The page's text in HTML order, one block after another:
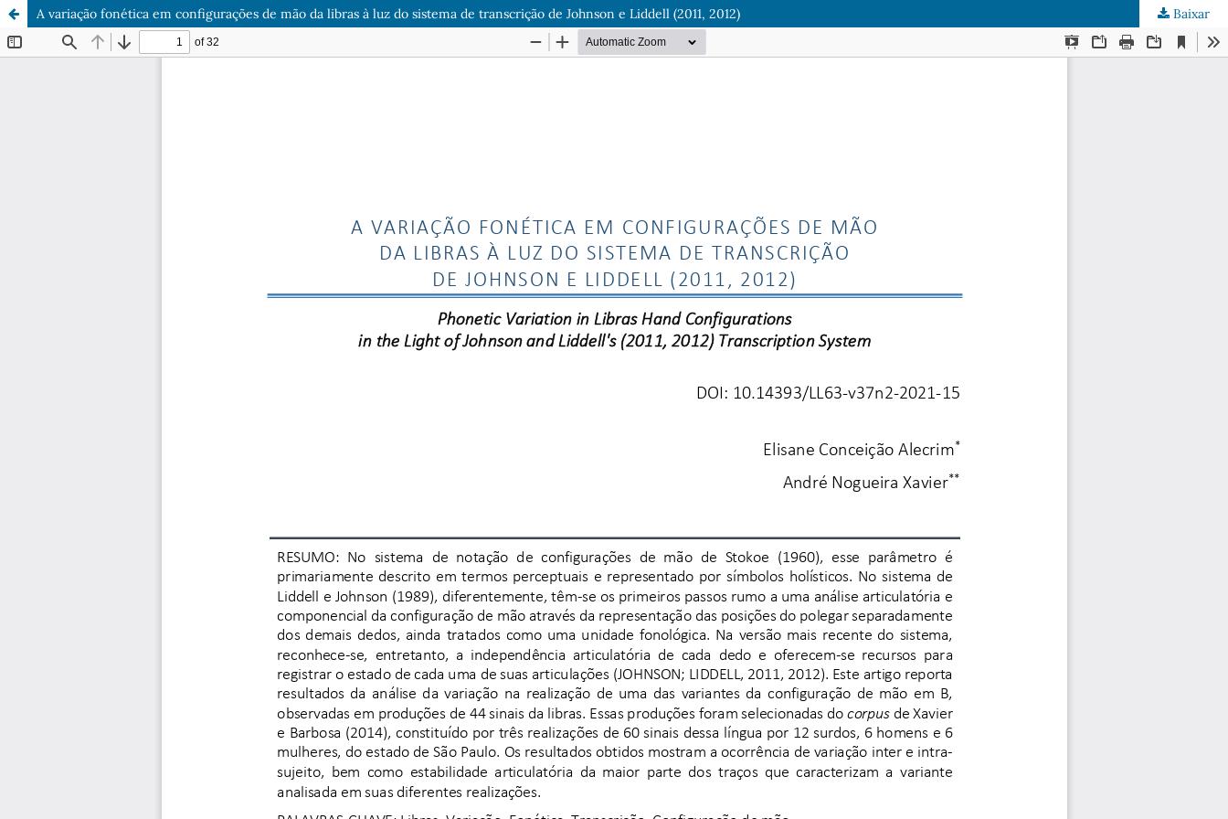
A variação fonética em configurações de mão da libras à luz do sistema de transcrição de Johnson e Liddell (2011, 2012) Baixar